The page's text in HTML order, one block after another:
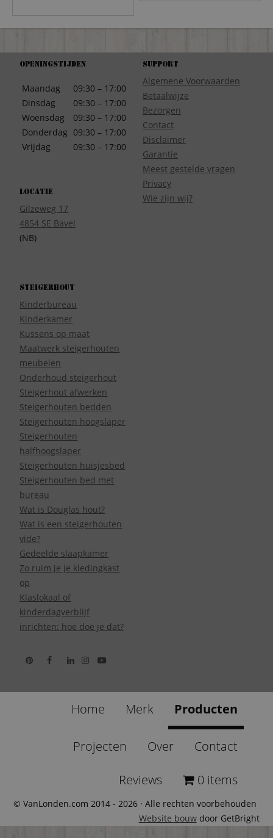
Openingstijden
Maandag
Dinsdag
Woensdag
Donderdag
Vrijdag
09:30 – 17:00
09:30 – 17:00
09:30 – 17:00
09:30 – 17:00
09:30 – 17:00
Locatie
Gilzeweg 17
4854 SE Bavel
(NB)
Support
Algemene Voorwaarden
Betaalwijze
Bezorgen
Contact
Disclaimer
Garantie
Meest gestelde vragen
Privacy
Wie zijn wij?
Steigerhout
Kinderbureau
Kinderkamer
Kussens op maat
Maatwerk steigerhouten
meubelen
Onderhoud steigerhout
Steigerhout afwerken
Steigerhouten bedden
Steigerhouten hoogslaper
Steigerhouten
halfhoogslaper
Steigerhouten huisjesbed
Steigerhouten bed met
bureau
Wat is Douglas hout?
Wat is een steigerhouten
vide?
Gedeelde slaapkamer
Zo ruim je je kledingkast
op
Klaslokaal of
kinderdagverblijf
inrichten: hoe doe je dat?
Home Merk Producten
Projecten Over Contact
Reviews 0 items
© VanLonden.com 2014 - 2026 · Alle rechten voorbehouden
Website bouwdoor GetBright